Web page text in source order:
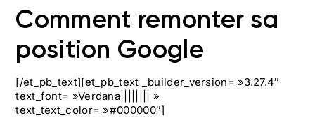
Comment remonter sa
position Google
[/et_pb_text][et_pb_text _builder_version= »3.27.4″
text_font= »Verdana|||||||| »
text_text_color= »#000000″]